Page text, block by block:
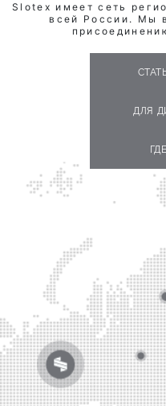
Slotex имеет сеть
всей России. Мы
ДЛЯ